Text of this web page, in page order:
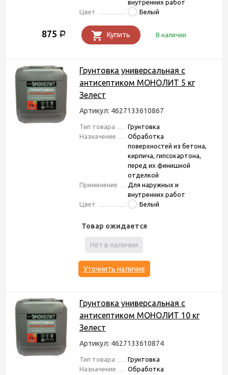
внутренних работ
Цвет
Белый
875 Р Купить В наличии
Грунтовка универсальная с
антисептиком МОНОЛИТ 5 кг
Зелест
Артикул: 4627133610867
Тип товара
Грунтовка
Назначение
Обработка
поверхностей из бетона,
кирпича, гипсокартона,
перед их финишной
отделкой
Применение
Для наружных и
внутренних работ
Цвет
Белый
Товар ожидается
Нет в наличии
Уточнить наличие
Грунтовка универсальная с
антисептиком МОНОЛИТ 10 кг
Зелест
Артикул: 4627133610874
Тип товара
Грунтовка
Назначение
Обработка